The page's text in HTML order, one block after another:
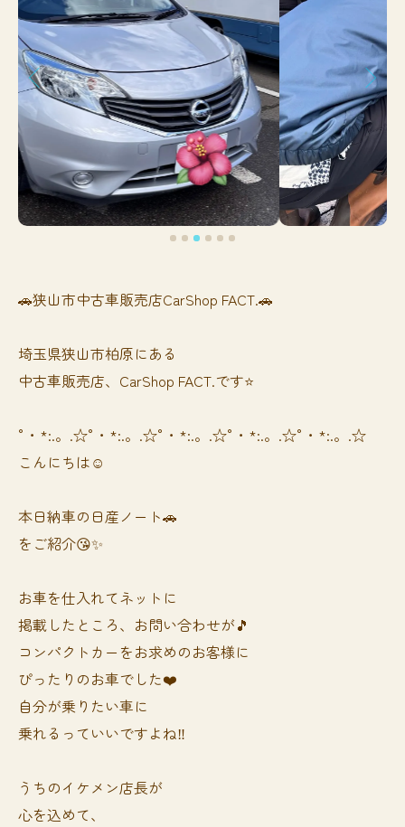
🚗狭山市中古車販売店CarShop FACT.🚗
埼玉県狭山市柏原にある
中古車販売店、CarShop FACT.です⭐️
°・*:.。.☆°・*:.。.☆°・*:.。.☆°・*:.。.☆°・*:.。.☆
こんにちは☺️
本日納車の日産ノート🚗
をご紹介😘✨
お車を仕入れてネットに
掲載したところ、お問い合わせが🎵
コンパクトカーをお求めのお客様に
ぴったりのお車でした❤️
自分が乗りたい車に
乗れるっていいですよね‼️
うちのイケメン店長が
心を込めて、